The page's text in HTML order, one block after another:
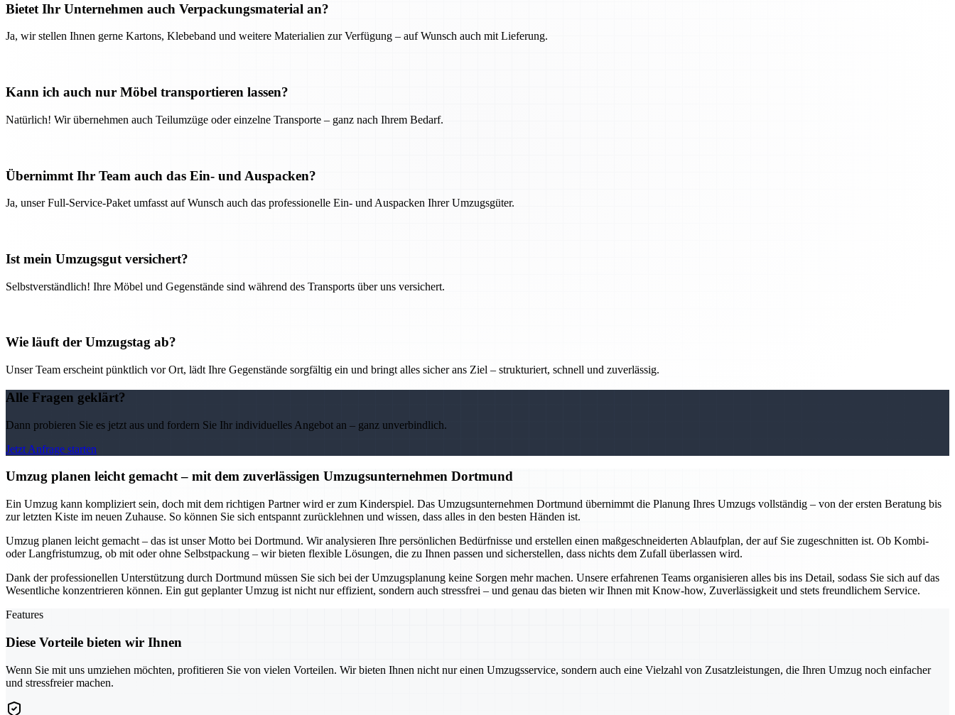
Bietet Ihr Unternehmen auch Verpackungsmaterial an?
Ja, wir stellen Ihnen gerne Kartons, Klebeband und weitere Materialien zur Verfügung – auf Wunsch auch mit Lieferung.
Kann ich auch nur Möbel transportieren lassen?
Natürlich! Wir übernehmen auch Teilumzüge oder einzelne Transporte – ganz nach Ihrem Bedarf.
Übernimmt Ihr Team auch das Ein- und Auspacken?
Ja, unser Full-Service-Paket umfasst auf Wunsch auch das professionelle Ein- und Auspacken Ihrer Umzugsgüter.
Ist mein Umzugsgut versichert?
Selbstverständlich! Ihre Möbel und Gegenstände sind während des Transports über uns versichert.
Wie läuft der Umzugstag ab?
Unser Team erscheint pünktlich vor Ort, lädt Ihre Gegenstände sorgfältig ein und bringt alles sicher ans Ziel – strukturiert, schnell und zuverlässig.
Alle Fragen geklärt?
Dann probieren Sie es jetzt aus und fordern Sie Ihr individuelles Angebot an – ganz unverbindlich.
Jetzt Anfrage starten
Umzug planen leicht gemacht – mit dem zuverlässigen Umzugsunternehmen Dortmund
Ein Umzug kann kompliziert sein, doch mit dem richtigen Partner wird er zum Kinderspiel. Das Umzugsunternehmen Dortmund übernimmt die Planung Ihres Umzugs vollständig – von der ersten Beratung bis
zur letzten Kiste im neuen Zuhause. So können Sie sich entspannt zurücklehnen und wissen, dass alles in den besten Händen ist.
Umzug planen leicht gemacht – das ist unser Motto bei Dortmund. Wir analysieren Ihre persönlichen Bedürfnisse und erstellen einen maßgeschneiderten Ablaufplan, der auf Sie zugeschnitten ist. Ob Kombi-
oder Langfristumzug, ob mit oder ohne Selbstpackung – wir bieten flexible Lösungen, die zu Ihnen passen und sicherstellen, dass nichts dem Zufall überlassen wird.
Dank der professionellen Unterstützung durch Dortmund müssen Sie sich bei der Umzugsplanung keine Sorgen mehr machen. Unsere erfahrenen Teams organisieren alles bis ins Detail, sodass Sie sich auf das
Wesentliche konzentrieren können. Ein gut geplanter Umzug ist nicht nur effizient, sondern auch stressfrei – und genau das bieten wir Ihnen mit Know-how, Zuverlässigkeit und stets freundlichem Service.
Features
Diese Vorteile bieten wir Ihnen
Wenn Sie mit uns umziehen möchten, profitieren Sie von vielen Vorteilen. Wir bieten Ihnen nicht nur einen Umzugsservice, sondern auch eine Vielzahl von Zusatzleistungen, die Ihren Umzug noch einfacher
und stressfreier machen.